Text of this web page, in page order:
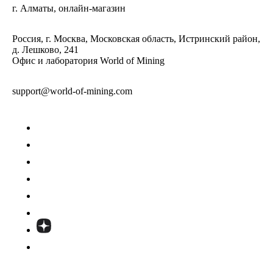
г. Алматы, онлайн-магазин
Россия, г. Москва, Московская область, Истринский район,
д. Лешково, 241
Офис и лаборатория World of Mining
support@world-of-mining.com